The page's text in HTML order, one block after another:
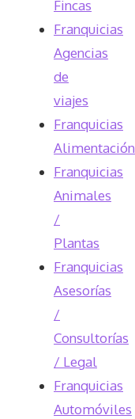
Fincas
Franquicias
Agencias
de
viajes
Franquicias
Alimentación
Franquicias
Animales
/
Plantas
Franquicias
Asesorías
/
Consultorías
/ Legal
Franquicias
Automóviles